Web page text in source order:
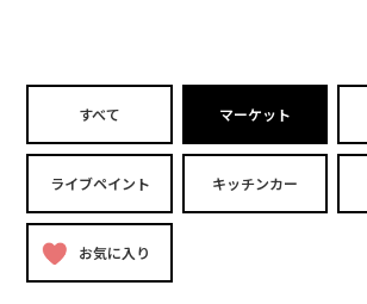
すべて マーケット
ライブペイント キッチンカー
お気に入り